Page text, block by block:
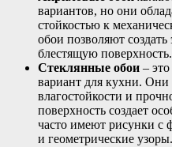
вариантов, но они
стойкостью к
обои позволяют
блестящую поверхность.
Стеклянные обои –
вариант для кухни.
влагостойкости и
поверхность создает
часто имеют рисунки с
и геометрические узоры.